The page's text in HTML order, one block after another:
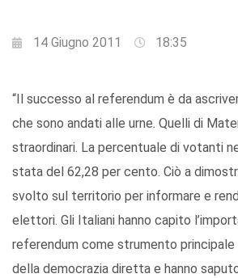
14 Giugno 2011 18:35
“Il successo al referendum è da
che sono andati alle urne. Quelli di
straordinari. La percentuale di votanti
stata del 62,28 per cento. Ciò a
svolto sul territorio per informare e
elettori. Gli Italiani hanno capito
referendum come strumento principale
della democrazia diretta e hanno